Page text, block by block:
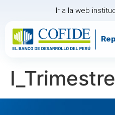
Ir a la web